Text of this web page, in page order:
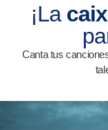
¡La
Canta tus